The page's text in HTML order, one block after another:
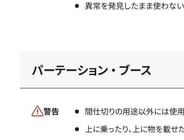
異常を発見したまま使わない
パーテーション ・ ブース
警告
間仕切りの用途以外には使用
上に乗ったり、上に物を載せ